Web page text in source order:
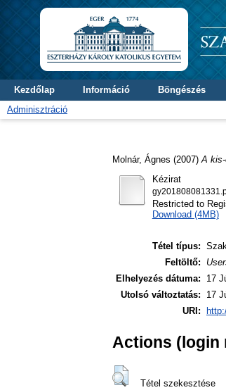
Kezdőlap Információ
Böngészés
Adminisztráció
Molnár, Ágnes (2007) A
Kézirat
Restricted to
Download (4MB)
Tétel típus:
Feltöltő:
Elhelyezés dátuma:
17
Utolsó változtatás:
17
URI:
Actions (login
Tétel szekesztése